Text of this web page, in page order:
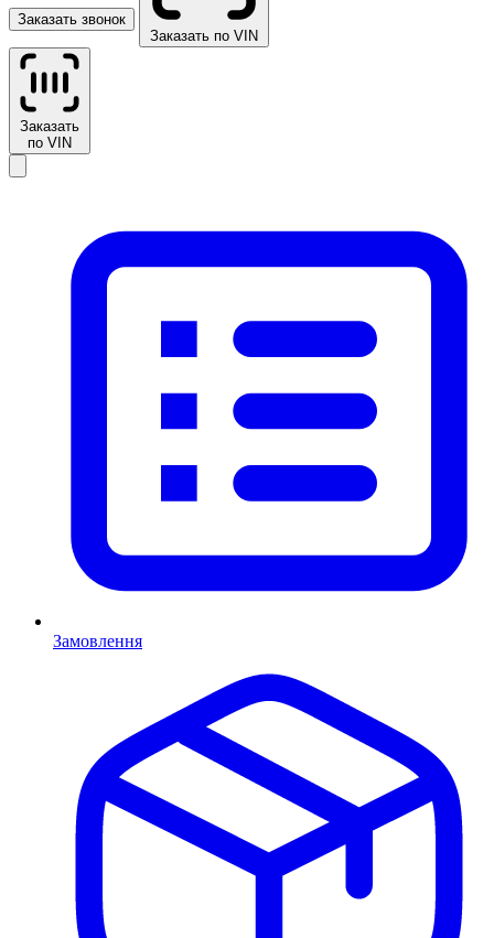
Заказать звонок
Заказать по VIN
Заказать
по VIN
Замовлення